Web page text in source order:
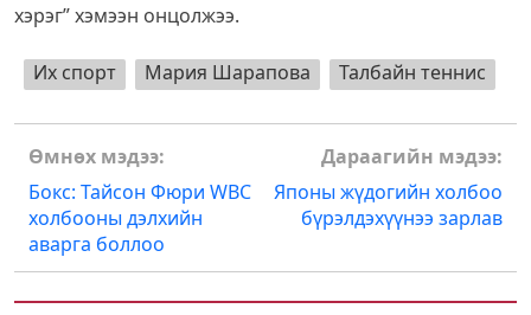
хэрэг” хэмээн онцолжээ.
Их спорт Мария Шарапова Талбайн теннис
Post
navigation
Өмнөх мэдээ:
Бокс: Тайсон Фюри WBC
холбооны дэлхийн
аварга боллоо
Дараагийн мэдээ:
Японы жүдогийн холбоо
бүрэлдэхүүнээ зарлав